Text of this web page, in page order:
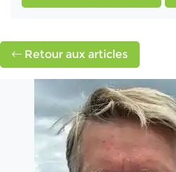
Retour aux articles